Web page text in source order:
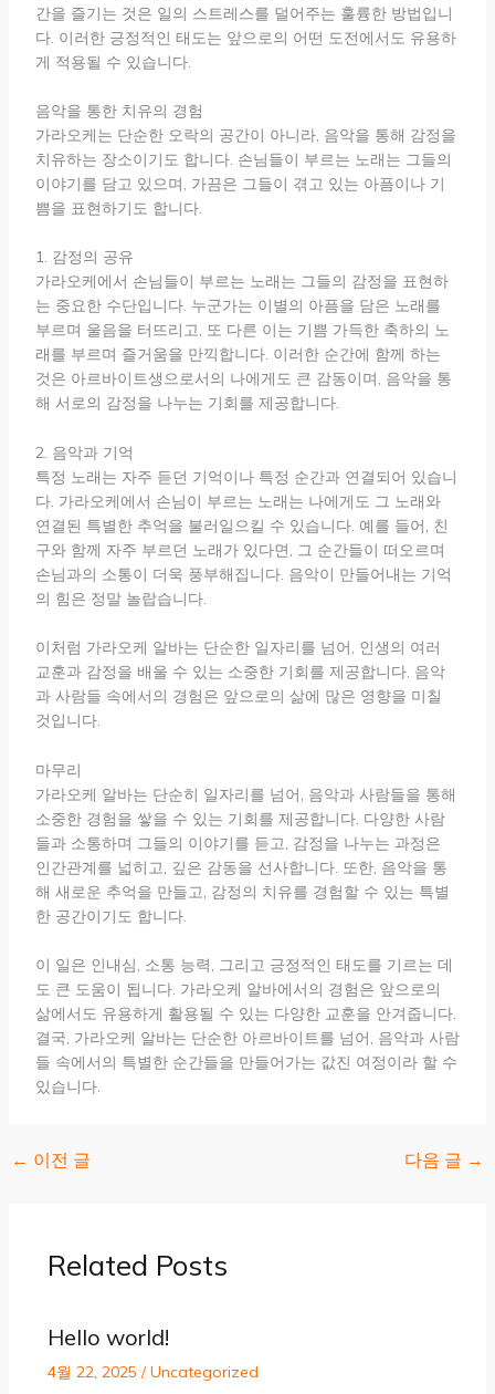
간을 즐기는 것은 일의 스트레스를 덜어주는 훌륭한 방법입니
다. 이러한 긍정적인 태도는 앞으로의 어떤 도전에서도 유용하
게 적용될 수 있습니다.
음악을 통한 치유의 경험
가라오케는 단순한 오락의 공간이 아니라, 음악을 통해 감정을
치유하는 장소이기도 합니다. 손님들이 부르는 노래는 그들의
이야기를 담고 있으며, 가끔은 그들이 겪고 있는 아픔이나 기
쁨을 표현하기도 합니다.
1. 감정의 공유
가라오케에서 손님들이 부르는 노래는 그들의 감정을 표현하
는 중요한 수단입니다. 누군가는 이별의 아픔을 담은 노래를
부르며 울음을 터뜨리고, 또 다른 이는 기쁨 가득한 축하의 노
래를 부르며 즐거움을 만끽합니다. 이러한 순간에 함께 하는
것은 아르바이트생으로서의 나에게도 큰 감동이며, 음악을 통
해 서로의 감정을 나누는 기회를 제공합니다.
2. 음악과 기억
특정 노래는 자주 듣던 기억이나 특정 순간과 연결되어 있습니
다. 가라오케에서 손님이 부르는 노래는 나에게도 그 노래와
연결된 특별한 추억을 불러일으킬 수 있습니다. 예를 들어, 친
구와 함께 자주 부르던 노래가 있다면, 그 순간들이 떠오르며
손님과의 소통이 더욱 풍부해집니다. 음악이 만들어내는 기억
의 힘은 정말 놀랍습니다.
이처럼 가라오케 알바는 단순한 일자리를 넘어, 인생의 여러
교훈과 감정을 배울 수 있는 소중한 기회를 제공합니다. 음악
과 사람들 속에서의 경험은 앞으로의 삶에 많은 영향을 미칠
것입니다.
마무리
가라오케 알바는 단순히 일자리를 넘어, 음악과 사람들을 통해
소중한 경험을 쌓을 수 있는 기회를 제공합니다. 다양한 사람
들과 소통하며 그들의 이야기를 듣고, 감정을 나누는 과정은
인간관계를 넓히고, 깊은 감동을 선사합니다. 또한, 음악을 통
해 새로운 추억을 만들고, 감정의 치유를 경험할 수 있는 특별
한 공간이기도 합니다.
이 일은 인내심, 소통 능력, 그리고 긍정적인 태도를 기르는 데
도 큰 도움이 됩니다. 가라오케 알바에서의 경험은 앞으로의
삶에서도 유용하게 활용될 수 있는 다양한 교훈을 안겨줍니다.
결국, 가라오케 알바는 단순한 아르바이트를 넘어, 음악과 사람
들 속에서의 특별한 순간들을 만들어가는 값진 여정이라 할 수
있습니다.
← 이전 글 다음 글 →
Related Posts
Hello world!
4월 22, 2025 /Uncategorized